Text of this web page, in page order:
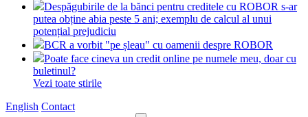
Despăgubirile de la bănci pentru creditele cu ROBOR s-ar
putea obține abia peste 5 ani; exemplu de calcul al unui
potențial prejudiciu
BCR a vorbit "pe șleau" cu oamenii despre ROBOR
Poate face cineva un credit online pe numele meu, doar cu
buletinul?
Vezi toate stirile
English Contact